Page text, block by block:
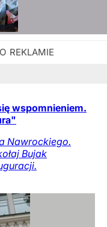
wspomnieniem.
Nawrockiego.
Bujak